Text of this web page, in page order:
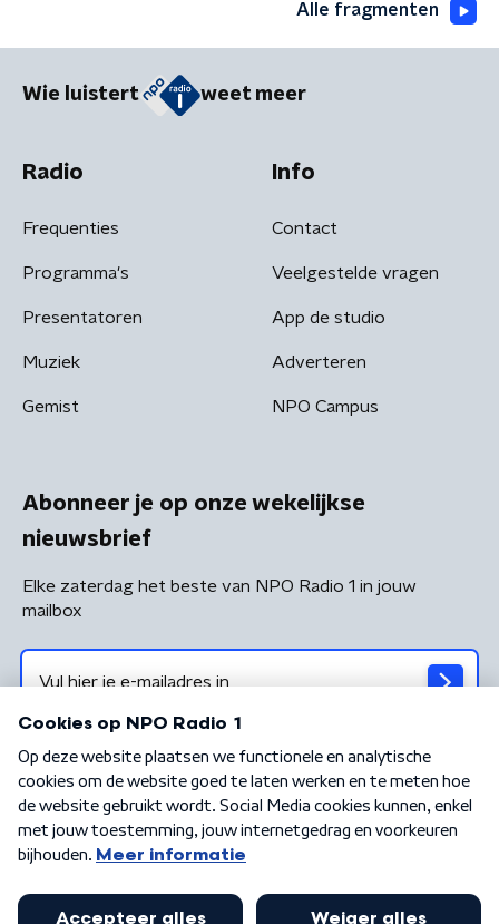
Alle fragmenten
Wie luistert weet meer
Radio
Frequenties
Programma's
Presentatoren
Muziek
Gemist
Info
Contact
Veelgestelde vragen
App de studio
Adverteren
NPO Campus
Abonneer je op onze wekelijkse
nieuwsbrief
Elke zaterdag het beste van NPO Radio 1 in jouw
mailbox
Algemene voorwaarden